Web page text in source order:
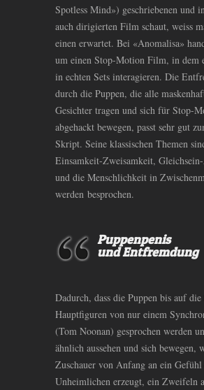
Spotless Mind») geschriebenen und
auch dirigierten Film schaut, weiss
einen erwartet. Bei «Anomalisa»
um einen Stop-Motion Film, in dem
in echten Sets interagieren. Die
durch die Puppen, die alle
Gesichter tragen und sich für Stop-
abgehackt bewegen, passt sehr gut
Skript. Seine klassischen Themen
Einsamkeit-Zweisamkeit,
und die Menschlichkeit in
werden besprochen.
Puppenpenis
und Entfremdung
Dadurch, dass die Puppen bis auf die
Hauptfiguren von nur einem
(Tom Noonan) gesprochen werden
ähnlich aussehen und sich bewegen,
Zuschauer von Anfang an ein Gefühl
Unheimlichen erzeugt, ein Zweifeln